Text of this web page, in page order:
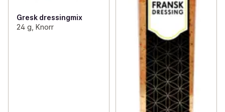
Gresk dressingmix
24 g, Knorr